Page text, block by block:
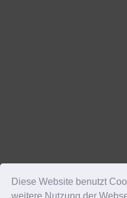
Diese Website benutzt
weitere Nutzung der